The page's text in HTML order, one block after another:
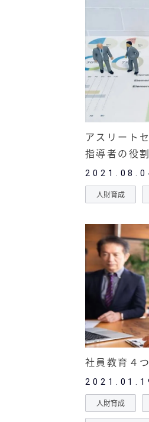
アスリート
指導者の役割
人財育成
社員教育４
人財育成